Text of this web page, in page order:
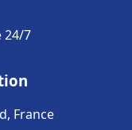
24/7
France